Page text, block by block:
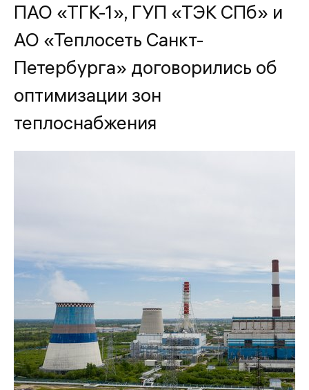
ПАО «ТГК-1», ГУП «ТЭК СПб» и
АО «Теплосеть Санкт-
Петербурга» договорились об
оптимизации зон
теплоснабжения